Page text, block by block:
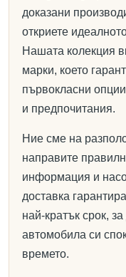
доказани
откриете
Нашата колекция
марки, което
първокласни
и предпочитания.
Ние сме на
направите
информация и
доставка
най-кратък срок,
автомобила си
времето.